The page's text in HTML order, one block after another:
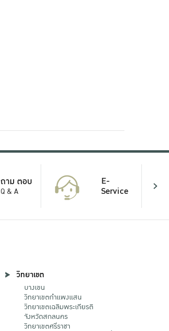
ถาม ตอบ
Q & A
E-
Service
วิทยาเขต
บางเขน
วิทยาเขตกําแพงแสน
วิทยาเขตเฉลิมพระเกียรติ
จังหวัดสกลนคร
วิทยาเขตศรีราชา